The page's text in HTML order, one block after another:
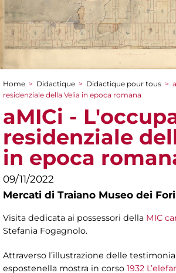
You are here
Home > Didactique > Didactique pour tous >
residenziale della Velia in epoca romana
aMICi -
residenziale
in epoca
09/11/2022
Mercati di Traiano Museo dei
Visita dedicata ai possessori della MIC
Stefania Fogagnolo.
Attraverso l’illustrazione delle
espostenella mostra in corso 1932